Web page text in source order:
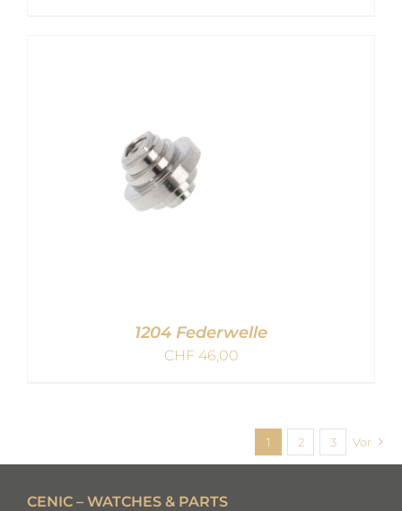
1204 Federwelle
CHF46,00
1 2 3 Vor
CENIC – WATCHES & PARTS